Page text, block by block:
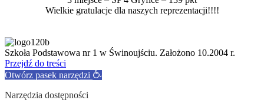
Wielkie gratulacje dla naszych reprezentacji!!!!
Szkoła Podstawowa nr 1 w Świnoujściu. Założono 10.2004 r.
Przejdź do treści
Otwórz pasek narzędzi
Narzędzia dostępności